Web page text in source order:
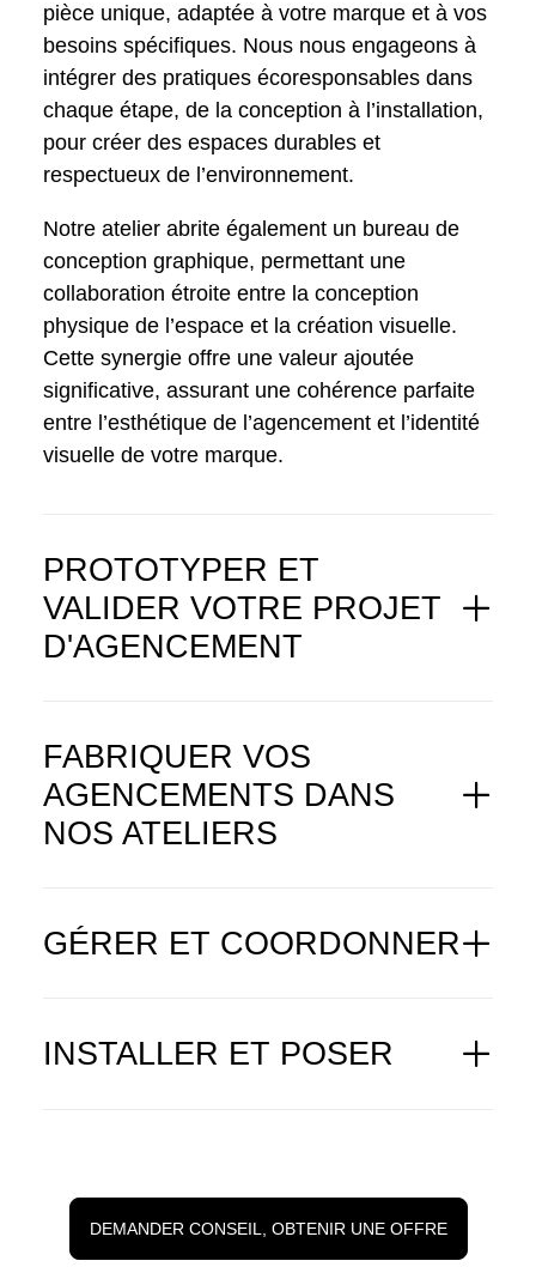
pièce unique, adaptée à votre marque et à vos
besoins spécifiques. Nous nous engageons à
intégrer des pratiques écoresponsables dans
chaque étape, de la conception à l’installation,
pour créer des espaces durables et
respectueux de l’environnement.
Notre atelier abrite également un bureau de
conception graphique, permettant une
collaboration étroite entre la conception
physique de l’espace et la création visuelle.
Cette synergie offre une valeur ajoutée
significative, assurant une cohérence parfaite
entre l’esthétique de l’agencement et l’identité
visuelle de votre marque.
PROTOTYPER ET
VALIDER VOTRE PROJET
D'AGENCEMENT
FABRIQUER VOS
AGENCEMENTS DANS
NOS ATELIERS
GÉRER ET COORDONNER
INSTALLER ET POSER
DEMANDER CONSEIL, OBTENIR UNE OFFRE